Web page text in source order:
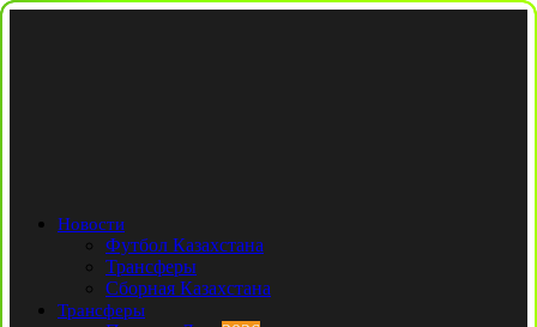
Новости
Футбол Казахстана
Трансферы
Сборная Казахстана
Трансферы